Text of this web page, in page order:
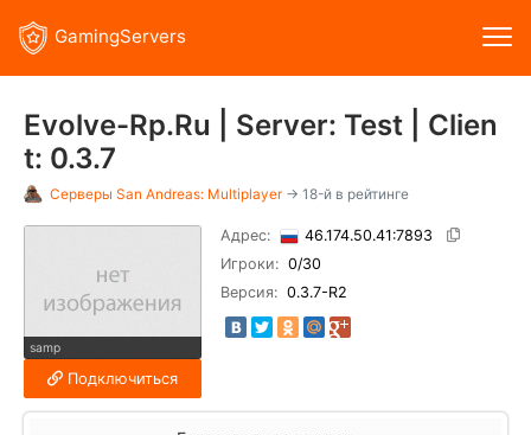
GamingServers
Evolve-Rp.Ru | Server: Test | Clien
t: 0.3.7
Серверы San Andreas: Multiplayer → 18-й в рейтинге
samp
Подключиться
Адрес:
46.174.50.41:7893
Игроки: 0/30
Версия: 0.3.7-R2